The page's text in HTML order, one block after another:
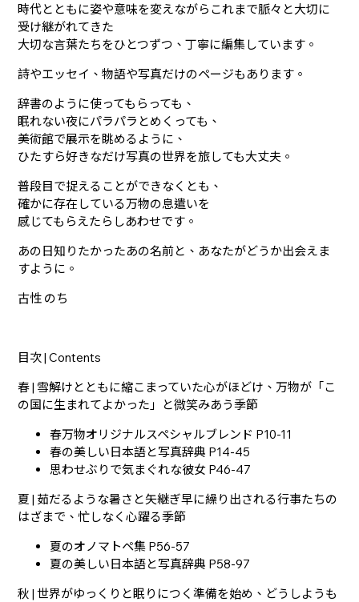
時代とともに姿や意味を変えながらこれまで脈々と大切に
受け継がれてきた
大切な言葉たちをひとつずつ、丁寧に編集しています。
詩やエッセイ、物語や写真だけのページもあります。
辞書のように使ってもらっても、
眠れない夜にパラパラとめくっても、
美術館で展示を眺めるように、
ひたすら好きなだけ写真の世界を旅しても大丈夫。
普段目で捉えることができなくとも、
確かに存在している万物の息遣いを
感じてもらえたらしあわせです。
あの日知りたかったあの名前と、あなたがどうか出会えま
すように。
古性 のち
目次 | Contents
春 | 雪解けとともに縮こまっていた心がほどけ、万物が「こ
の国に生まれてよかった」と微笑みあう季節
春万物オリジナルスペシャルブレンド P10-11
春の美しい日本語と写真辞典 P14-45
思わせぶりで気まぐれな彼女 P46-47
夏 | 茹だるような暑さと矢継ぎ早に繰り出される行事たちの
はざまで、忙しなく心躍る季節
夏のオノマトペ集 P56-57
夏の美しい日本語と写真辞典 P58-97
秋 | 世界がゆっくりと眠りにつく準備を始め、どうしようも